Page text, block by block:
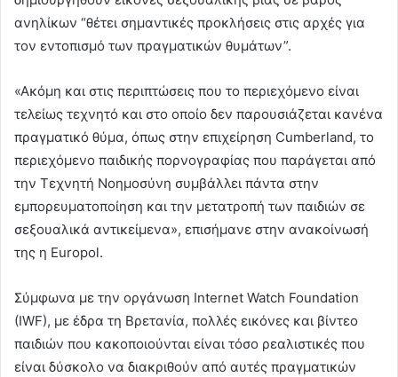
ανηλίκων “θέτει σημαντικές προκλήσεις στις αρχές για
τον εντοπισμό των πραγματικών θυμάτων”.
«Ακόμη και στις περιπτώσεις που το περιεχόμενο είναι
τελείως τεχνητό και στο οποίο δεν παρουσιάζεται κανένα
πραγματικό θύμα, όπως στην επιχείρηση Cumberland, το
περιεχόμενο παιδικής πορνογραφίας που παράγεται από
την Τεχνητή Νοημοσύνη συμβάλλει πάντα στην
εμπορευματοποίηση και την μετατροπή των παιδιών σε
σεξουαλικά αντικείμενα», επισήμανε στην ανακοίνωσή
της η Europol.
Σύμφωνα με την οργάνωση Internet Watch Foundation
(IWF), με έδρα τη Βρετανία, πολλές εικόνες και βίντεο
παιδιών που κακοποιούνται είναι τόσο ρεαλιστικές που
είναι δύσκολο να διακριθούν από αυτές πραγματικών